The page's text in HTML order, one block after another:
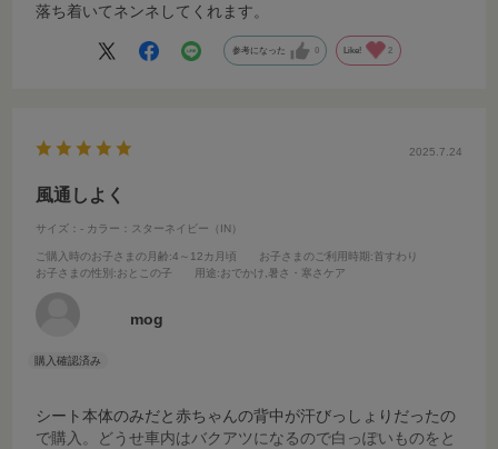
落ち着いてネンネしてくれます。
参考になった 0 Like! 2
2025.7.24
風通しよく
サイズ：- カラー：スターネイビー（IN）
ご購入時のお子さまの月齢:4～12カ月頃 お子さまのご利用時期 :首すわり
お子さまの性別 :おとこの子 用途:おでかけ,暑さ・寒さケア
mog
シート本体のみだと赤ちゃんの背中が汗びっしょりだったの
で購入。どうせ車内はバクアツになるので白っぽいものをと